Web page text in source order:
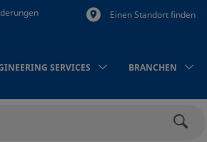
Einen Standort finden
SERVICES BRANCHEN